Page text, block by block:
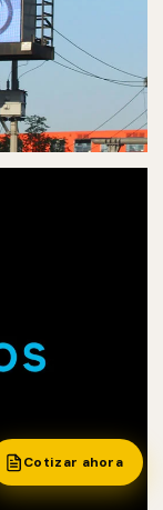
Cotizar ahora